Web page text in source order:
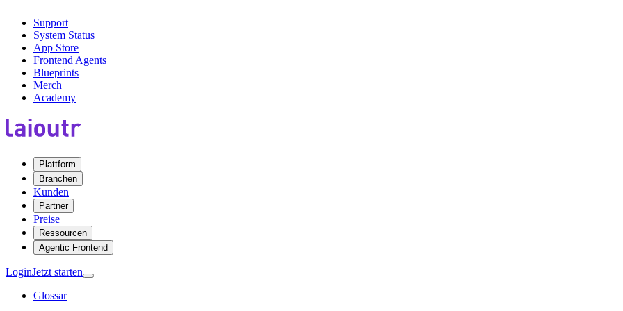
Support
System Status
App Store
Frontend Agents
Blueprints
Merch
Academy
Plattform
Branchen
Kunden
Partner
Preise
Ressourcen
Agentic Frontend
LoginJetzt starten
Glossar